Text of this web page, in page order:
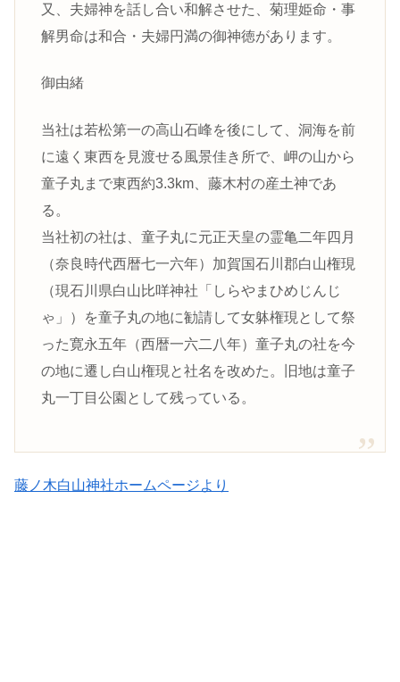
又、夫婦神を話し合い和解させた、菊理姫命・事
解男命は和合・夫婦円満の御神徳があります。
御由緒
当社は若松第一の高山石峰を後にして、洞海を前
に遠く東西を見渡せる風景佳き所で、岬の山から
童子丸まで東西約3.3km、藤木村の産土神であ
る。
当社初の社は、童子丸に元正天皇の霊亀二年四月
（奈良時代西暦七一六年）加賀国石川郡白山権現
（現石川県白山比咩神社「しらやまひめじんじ
ゃ」）を童子丸の地に勧請して女躰権現として祭
った寛永五年（西暦一六二八年）童子丸の社を今
の地に遷し白山権現と社名を改めた。旧地は童子
丸一丁目公園として残っている。
藤ノ木白山神社ホームページより